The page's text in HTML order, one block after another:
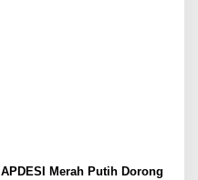
APDESI Merah Putih Dorong